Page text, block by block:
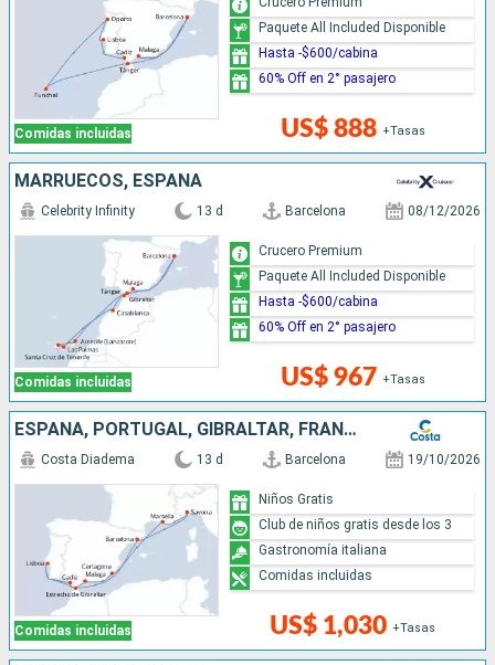
Comidas incluidas US$ 888 +Tasas
Paquete All Included Disponible
Hasta -$600/cabina
60% Off en 2° pasajero
MARRUECOS, ESPAÑA
Comidas incluidas
Celebrity Infinity 13 d Barcelona 08/12/2026
US$ 967 +Tasas
Crucero Premium
Paquete All Included Disponible
Hasta -$600/cabina
60% Off en 2° pasajero
ESPAÑA, PORTUGAL, GIBRALTAR, FRANCIA, ITALIA
Comidas incluidas
Costa Diadema 13 d Barcelona 19/10/2026
US$ 1,030 +Tasas
Niños Gratis
Club de niños gratis desde los 3
Gastronomía italiana
Comidas incluidas